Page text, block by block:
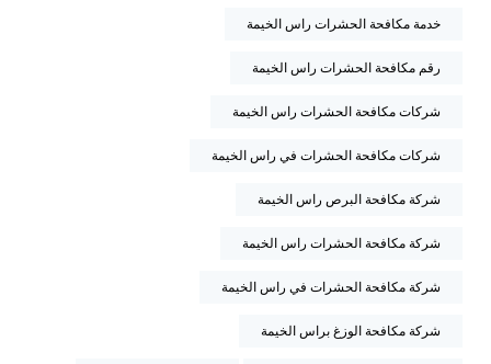
خدمة مكافحة الحشرات راس الخيمة
رقم مكافحة الحشرات راس الخيمة
شركات مكافحة الحشرات راس الخيمة
شركات مكافحة الحشرات في راس الخيمة
شركة مكافحة البرص راس الخيمة
شركة مكافحة الحشرات راس الخيمة
شركة مكافحة الحشرات في راس الخيمة
شركة مكافحة الوزغ براس الخيمة